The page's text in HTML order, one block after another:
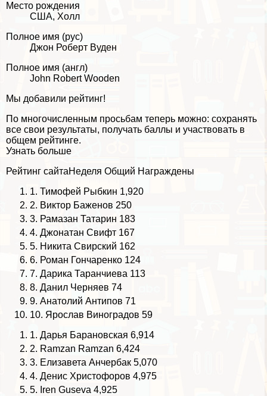
Место рождения
США, Холл
Полное имя (рус)
Джон Роберт Вуден
Полное имя (англ)
John Robert Wooden
Мы добавили рейтинг!
По многочисленным просьбам теперь можно: сохранять
все свои результаты, получать баллы и участвовать в
общем рейтинге.
Узнать больше
Рейтинг сайтаНеделя Общий Награждены
1. Тимофей Рыбкин 1,920
2. Виктор Баженов 250
3. Рамазан Татарин 183
4. Джонатан Свифт 167
5. Никита Свирский 162
6. Роман Гончаренко 124
7. Дарика Таранчиева 113
8. Данил Черняев 74
9. Анатолий Антипов 71
10. Ярослав Виноградов 59
1. Дарья Бapaновская 6,914
2. Ramzan Ramzan 6,424
3. Елизавета Анчербак 5,070
4. Денис Христофоров 4,975
5. Iren Guseva 4,925